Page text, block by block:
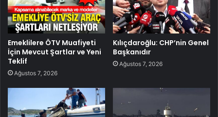
Emeklilere ÖTV Muafiyeti
İçin Mevcut Şartlar ve Yeni
Teklif
Ağustos 7, 2026
Kılıçdaroğlu: CHP’nin Genel
Başkanıdır
Ağustos 7, 2026